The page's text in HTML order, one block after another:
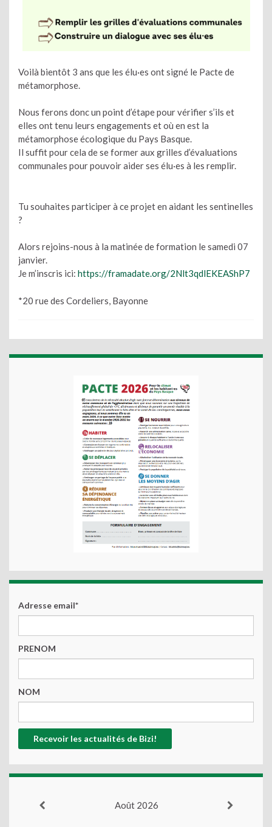
Voilà bientôt 3 ans que les élu·es ont signé le Pacte de
métamorphose.
Nous ferons donc un point d’étape pour vérifier s’ils et
elles ont tenu leurs engagements et où en est la
métamorphose écologique du Pays Basque.
Il suffit pour cela de se former aux grilles d’évaluations
communales pour pouvoir aider ses élu·es à les remplir.
Tu souhaites participer à ce projet en aidant les sentinelles
?
Alors rejoins-nous à la matinée de formation le samedi 07
janvier.
Je m’inscris ici: https://framadate.org/2Nlt3qdlEKEAShP7
*20 rue des Cordeliers, Bayonne
Adresse email*
PRENOM
NOM
Août 2026